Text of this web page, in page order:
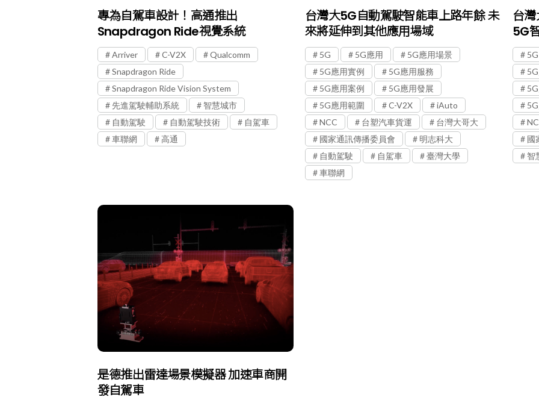
專為自駕車設計！高通推出
Snapdragon Ride視覺系統
Arriver C-V2X
Qualcomm
Snapdragon Ride
Snapdragon Ride Vision System
先進駕駛輔助系統
智慧城市
自動駕駛
自動駕駛技術
自駕車
車聯網
高通
台灣大5G自動駕駛智能車上路年餘 未
來將延伸到其他應用場域
5G 5G應用
5G應用場景
5G應用實例
5G應用服務
5G應用案例
5G應用發展
5G應用範圍
C-V2X
iAuto
NCC
台塑汽車貨運
台灣大哥大
國家通訊傳播委員會
明志科大
自動駕駛
自駕車
臺灣大學
車聯網
台
5G
5G
國
智
是德推出雷達場景模擬器 加速車商開
發自駕車